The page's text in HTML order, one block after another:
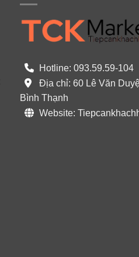
Hotline: 093.59.59-104
Địa chỉ: 60 Lê Văn
Bình Thạnh
Website: